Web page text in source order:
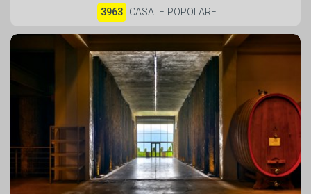
3963 CASALE POPOLARE